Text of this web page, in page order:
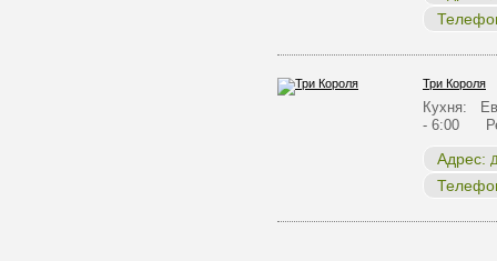
Три Короля
Кухня:
- 6:00
Адрес: